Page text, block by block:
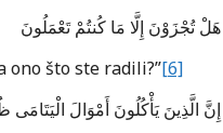
هَلْ تُجْزَوْنَ إِلَّا مَا كُنتُمْ تَعْمَلُونَ
što ste radili?”[6]
إِنَّ الَّذِينَ يَأْكُلُونَ أَمْوَالَ الْيَتَامَى